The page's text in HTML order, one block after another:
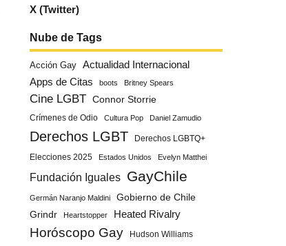
X (Twitter)
Nube de Tags
Acción Gay
Actualidad Internacional
Apps de Citas
boots Britney Spears
Cine LGBT Connor Storrie
Crímenes de Odio Cultura Pop Daniel Zamudio
Derechos LGBT
Derechos LGBTQ+
Elecciones 2025
Estados Unidos Evelyn Matthei
Fundación Iguales GayChile
Germán Naranjo Maldini
Gobierno de Chile
Grindr
Heartstopper Heated Rivalry
Horóscopo Gay Hudson Williams